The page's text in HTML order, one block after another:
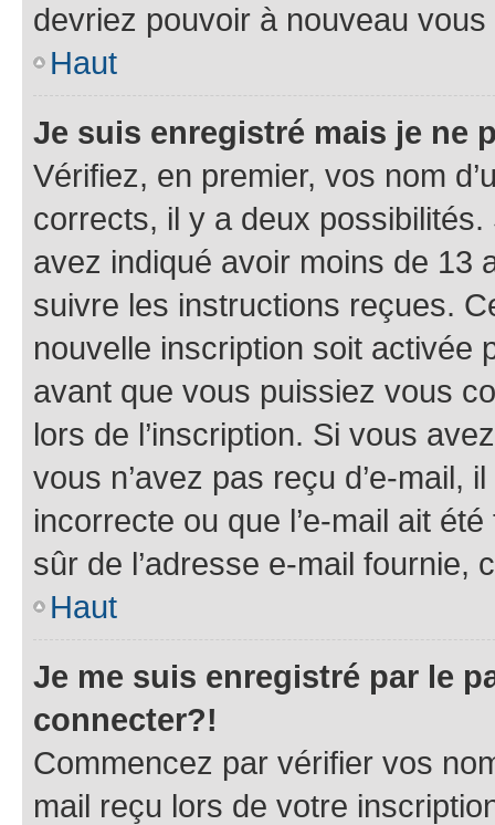
devriez pouvoir à nouveau
Haut
Je suis enregistré mais je ne
Vérifiez, en premier, vos nom
corrects, il y a deux
avez indiqué avoir moins de 13
suivre les instructions reçues.
nouvelle inscription soit activée
avant que vous puissiez vous
lors de l’inscription. Si vous
vous n’avez pas reçu d’e-mail,
incorrecte ou que l’e-mail ait
sûr de l’adresse e-mail fournie,
Haut
Je me suis enregistré par le
connecter?!
Commencez par vérifier vos
mail reçu lors de votre